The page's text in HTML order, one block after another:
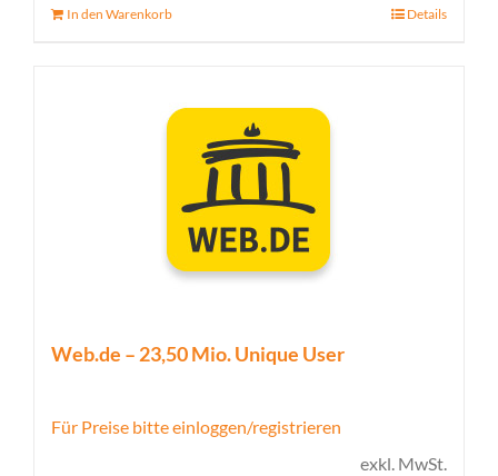
In den Warenkorb Details
Web.de – 23,50 Mio. Unique User
Für Preise bitte einloggen/registrieren
exkl. MwSt.